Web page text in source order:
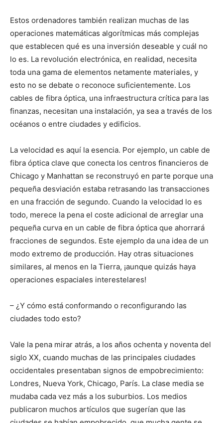
Estos ordenadores también realizan muchas de las
operaciones matemáticas algorítmicas más complejas
que establecen qué es una inversión deseable y cuál no
lo es. La revolución electrónica, en realidad, necesita
toda una gama de elementos netamente materiales, y
esto no se debate o reconoce suficientemente. Los
cables de fibra óptica, una infraestructura crítica para las
finanzas, necesitan una instalación, ya sea a través de los
océanos o entre ciudades y edificios.
La velocidad es aquí la esencia. Por ejemplo, un cable de
fibra óptica clave que conecta los centros financieros de
Chicago y Manhattan se reconstruyó en parte porque una
pequeña desviación estaba retrasando las transacciones
en una fracción de segundo. Cuando la velocidad lo es
todo, merece la pena el coste adicional de arreglar una
pequeña curva en un cable de fibra óptica que ahorrará
fracciones de segundos. Este ejemplo da una idea de un
modo extremo de producción. Hay otras situaciones
similares, al menos en la Tierra, ¡aunque quizás haya
operaciones espaciales interestelares!
– ¿Y cómo está conformando o reconfigurando las
ciudades todo esto?
Vale la pena mirar atrás, a los años ochenta y noventa del
siglo XX, cuando muchas de las principales ciudades
occidentales presentaban signos de empobrecimiento:
Londres, Nueva York, Chicago, París. La clase media se
mudaba cada vez más a los suburbios. Los medios
publicaron muchos artículos que sugerían que las